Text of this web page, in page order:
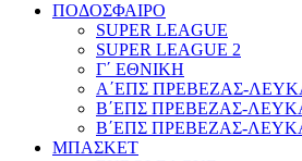
ΠΟΔΟΣΦΑΙΡΟ
SUPER LEAGUE
SUPER LEAGUE 2
Γ΄ ΕΘΝΙΚΗ
Α΄ΕΠΣ ΠΡΕΒΕΖΑΣ-
Β΄ΕΠΣ ΠΡΕΒΕΖΑΣ-
Β΄ΕΠΣ ΠΡΕΒΕΖΑΣ-
ΜΠΑΣΚΕΤ